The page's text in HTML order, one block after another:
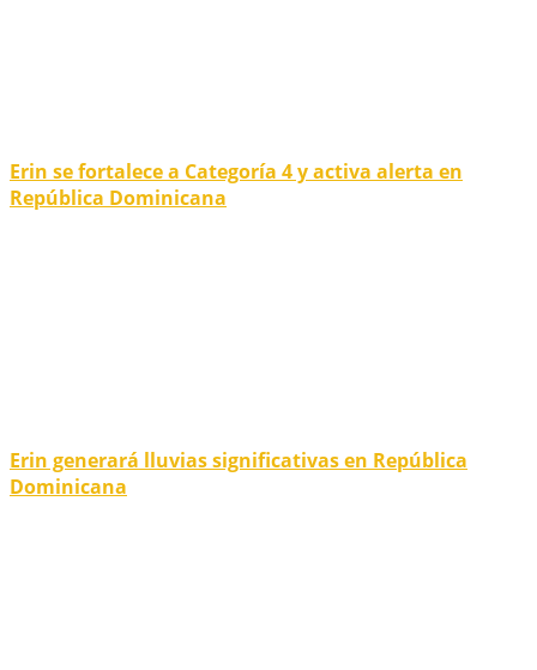
Erin se fortalece a Categoría 4 y activa alerta en
República Dominicana
Erin generará lluvias significativas en República
Dominicana